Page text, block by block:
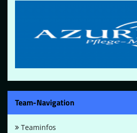
Team-Navigation
Teaminfos